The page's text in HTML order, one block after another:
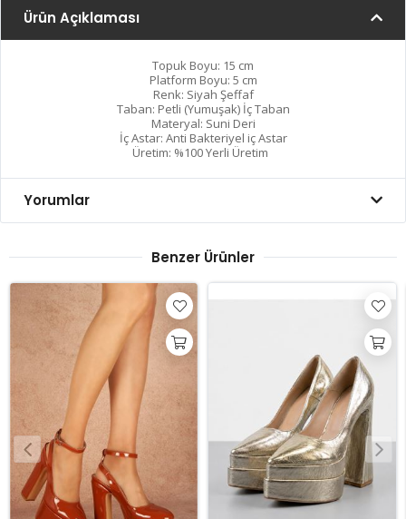
Ürün Açıklaması
Topuk Boyu: 15 cm
Platform Boyu: 5 cm
Renk: Siyah Şeffaf
Taban: Petli (Yumuşak) İç Taban
Materyal: Suni Deri
İç Astar: Anti Bakteriyel iç Astar
Üretim: %100 Yerli Üretim
Yorumlar
Benzer Ürünler